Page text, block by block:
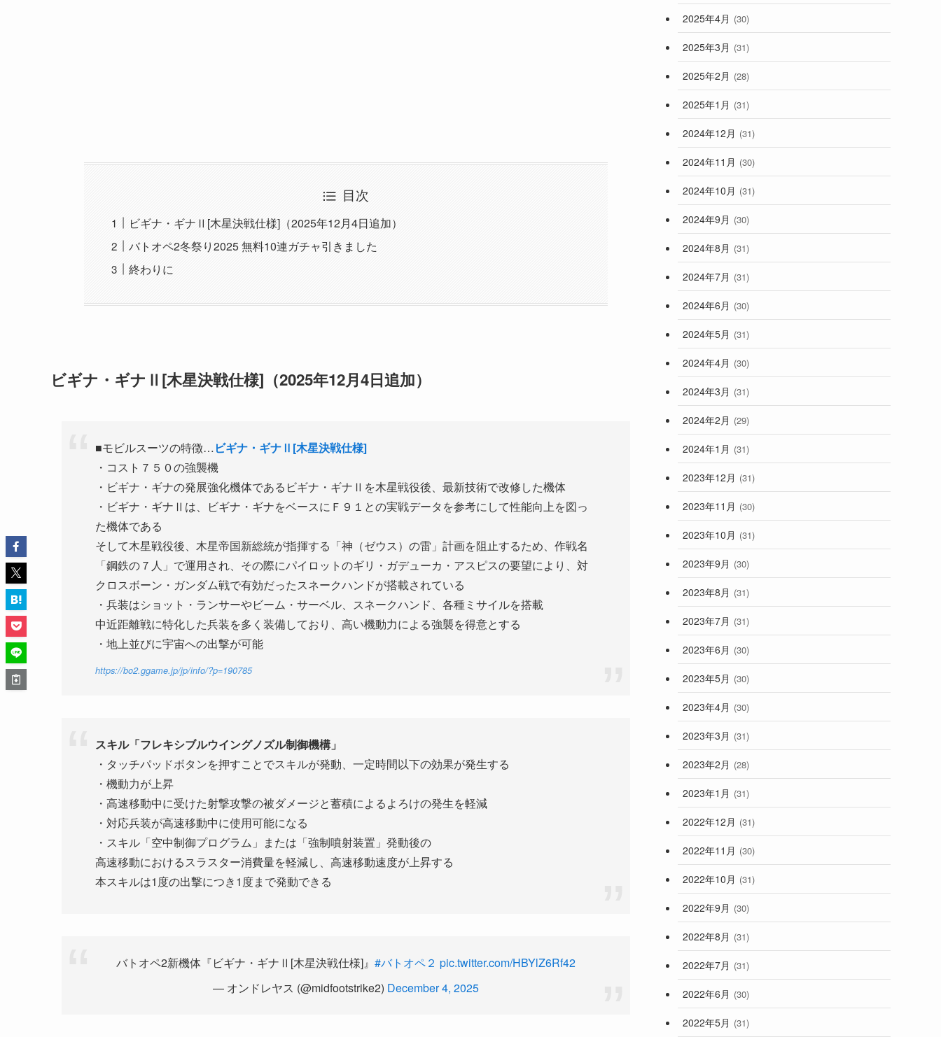
目次
ビギナ・ギナⅡ[木星決戦仕様]（2025年12月4日追加）
バトオペ2冬祭り2025 無料10連ガチャ引きました
終わりに
ビギナ・ギナⅡ[木星決戦仕様] （2025年12月4日追加）
■モビルスーツの特徴…ビギナ・ギナⅡ[木星決戦仕様]
・コスト７５０の強襲機
・ビギナ・ギナの発展強化機体であるビギナ・ギナⅡを木星戦役後、最新技術で改修した機体
・ビギナ・ギナⅡは、ビギナ・ギナをベースにＦ９１との実戦データを参考にして性能向上を図っ
た機体である
そして木星戦役後、木星帝国新総統が指揮する「神（ゼウス）の雷」計画を阻止するため、作戦名
「鋼鉄の７人」で運用され、その際にパイロットのギリ・ガデューカ・アスピスの要望により、対
クロスボーン・ガンダム戦で有効だったスネークハンドが搭載されている
・兵装はショット・ランサーやビーム・サーベル、スネークハンド、各種ミサイルを搭載
中近距離戦に特化した兵装を多く装備しており、高い機動力による強襲を得意とする
・地上並びに宇宙への出撃が可能
https://bo2.ggame.jp/jp/info/?p=190785
スキル「フレキシブルウイングノズル制御機構」
・タッチパッドボタンを押すことでスキルが発動、一定時間以下の効果が発生する
・機動力が上昇
・高速移動中に受けた射撃攻撃の被ダメージと蓄積によるよろけの発生を軽減
・対応兵装が高速移動中に使用可能になる
・スキル「空中制御プログラム」または「強制噴射装置」発動後の
高速移動におけるスラスター消費量を軽減し、高速移動速度が上昇する
本スキルは1度の出撃につき1度まで発動できる
バトオペ2新機体『ビギナ・ギナⅡ[木星決戦仕様]』 #バトオペ２ pic.twitter.com/HBYlZ6Rf42
— オンドレヤス (@midfootstrike2) December 4, 2025
2025年4月 (30)
2025年3月 (31)
2025年2月 (28)
2025年1月 (31)
2024年12月 (31)
2024年11月 (30)
2024年10月 (31)
2024年9月 (30)
2024年8月 (31)
2024年7月 (31)
2024年6月 (30)
2024年5月 (31)
2024年4月 (30)
2024年3月 (31)
2024年2月 (29)
2024年1月 (31)
2023年12月 (31)
2023年11月 (30)
2023年10月 (31)
2023年9月 (30)
2023年8月 (31)
2023年7月 (31)
2023年6月 (30)
2023年5月 (30)
2023年4月 (30)
2023年3月 (31)
2023年2月 (28)
2023年1月 (31)
2022年12月 (31)
2022年11月 (30)
2022年10月 (31)
2022年9月 (30)
2022年8月 (31)
2022年7月 (31)
2022年6月 (30)
2022年5月 (31)